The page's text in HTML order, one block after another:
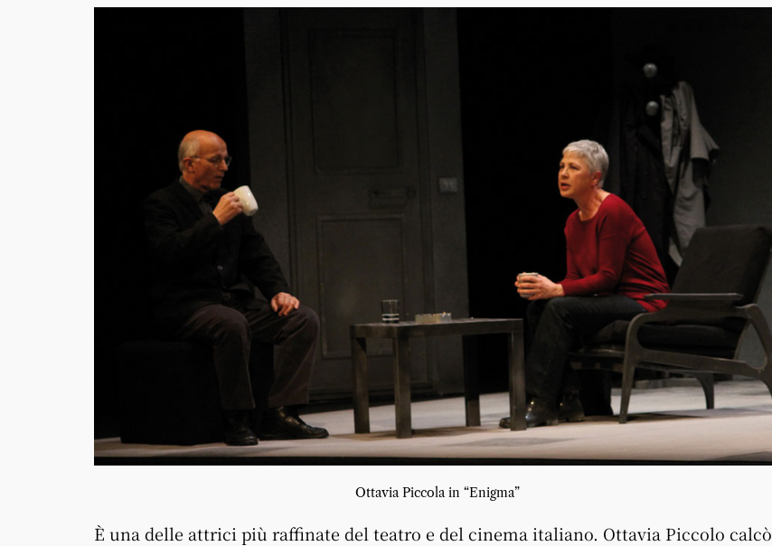
Ottavia Piccola in “Enigma”
È una delle attrici più raffinate del teatro e del cinema italiano. Ottavia Piccolo calcò